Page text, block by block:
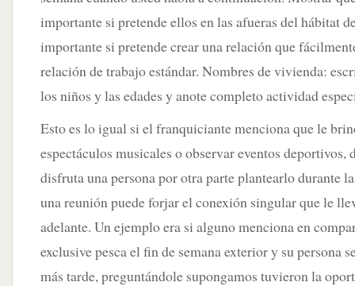
importante si pretende ellos en las afueras del hábitat
importante si pretende crear una relación que
relación de trabajo estándar. Nombres de vivienda:
los niños y las edades y anote completo actividad
Esto es lo igual si el franquiciante menciona que le
espectáculos musicales o observar eventos deportivos,
disfruta una persona por otra parte plantearlo durante
una reunión puede forjar el conexión singular que le
adelante. Un ejemplo era si alguno menciona en
exclusive pesca el fin de semana exterior y su persona
más tarde, preguntándole supongamos tuvieron la